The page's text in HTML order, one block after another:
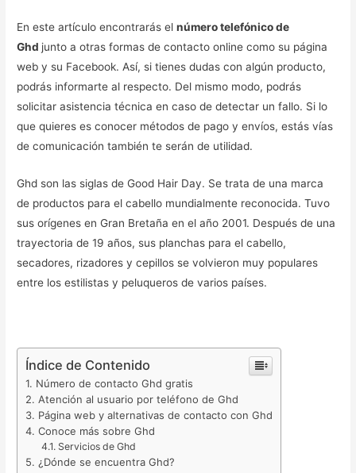
En este artículo encontrarás elnúmero telefónico de
Ghd junto a otras formas de contacto online como su página
web y su Facebook. Así, si tienes dudas con algún producto,
podrás informarte al respecto. Del mismo modo, podrás
solicitar asistencia técnica en caso de detectar un fallo. Si lo
que quieres es conocer métodos de pago y envíos, estás vías
de comunicación también te serán de utilidad.
Ghd son las siglas de Good Hair Day. Se trata de una marca
de productos para el cabello mundialmente reconocida. Tuvo
sus orígenes en Gran Bretaña en el año 2001. Después de una
trayectoria de 19 años, sus planchas para el cabello,
secadores, rizadores y cepillos se volvieron muy populares
entre los estilistas y peluqueros de varios países.
Índice de Contenido
Número de contacto Ghd gratis
Atención al usuario por teléfono de Ghd
Página web y alternativas de contacto con Ghd
Conoce más sobre Ghd
Servicios de Ghd
¿Dónde se encuentra Ghd?